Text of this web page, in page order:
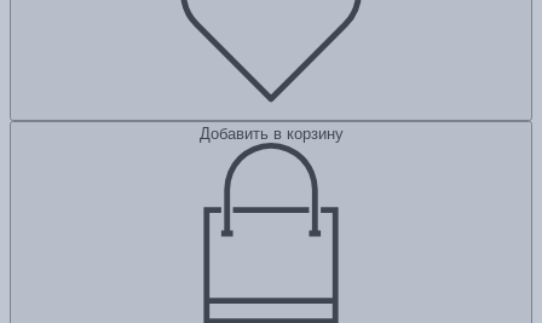
Добавить в корзину